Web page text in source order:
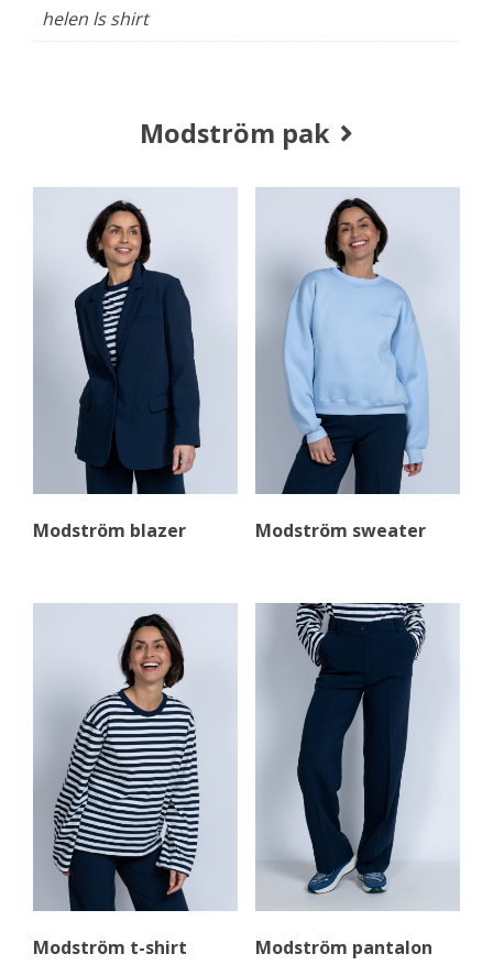
helen ls shirt
Modström pak
Modström blazer Modström sweater
Modström t-shirt
Modström pantalon